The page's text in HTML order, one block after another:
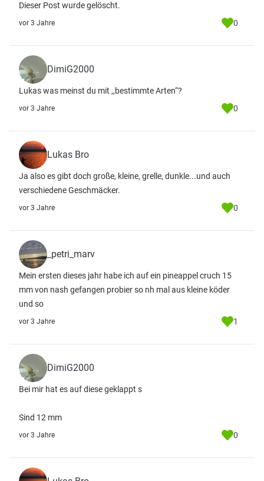
Dieser Post wurde gelöscht.
vor 3 Jahre 0
DimiG2000
Lukas was meinst du mit ,,bestimmte Arten“?
vor 3 Jahre 0
Lukas Bro
Ja also es gibt doch große, kleine, grelle, dunkle...und auch
verschiedene Geschmäcker.
vor 3 Jahre 0
_petri_marv
Mein ersten dieses jahr habe ich auf ein pineappel cruch 15
mm von nash gefangen probier so nh mal aus kleine köder
und so
vor 3 Jahre 1
DimiG2000
Bei mir hat es auf diese geklappt s
Sind 12 mm
vor 3 Jahre 0